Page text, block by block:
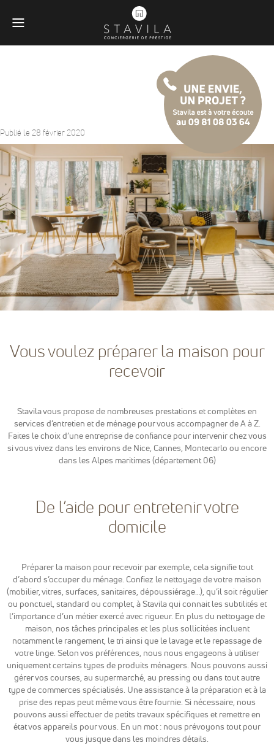
Simplifiez-vous le quotidien !
Publié le 28 février 2020
Vous voulez préparer la maison pour
recevoir
Stavila vous propose de nombreuses prestations et complètes en
services d’entretien et de ménage pour vous accompagner de A à Z.
Faites le choix d’une entreprise de confiance pour intervenir chez vous
si vous vivez dans les environs de Nice, Cannes, Montecarlo ou encore
dans les Alpes maritimes (département 06)
De l’aide pour entretenir votre
domicile
Préparer la maison pour recevoir par exemple, cela signifie tout
d’abord s’occuper du ménage. Confiez le nettoyage de votre maison
(mobilier, vitres, surfaces, sanitaires, dépoussiérage…), qu’il soit régulier
ou ponctuel, standard ou complet, à Stavila qui connait les subtilités et
l’importance d’un métier exercé avec rigueur. En plus du nettoyage de
maison, nos tâches principales et les plus sollicitées incluent
notamment le rangement, le tri ainsi que le lavage et le repassage de
votre linge. Selon vos préférences, nous nous engageons à utiliser
uniquement certains types de produits ménagers. Nous pouvons aussi
gérer vos courses, au supermarché, au pressing ou dans tout autre
type de commerces spécialisés. Une assistance à la préparation et à la
prise des repas peut même vous être fournie. Si nécessaire, nous
pouvons aussi effectuer de petits travaux spécifiques et remettre en
état vos appareils pour vous. En un mot : nous prévoyons tout pour
vous jusque dans les moindres détails.
Obligatoires
Ces scripts
sont
nécessaires
pour pouvoir
permettre
notamment
d'avoir accès à
localisation
qu'aux
fonctionnalités
de mise en
relation pour
Nous
Analytics
pour
mesurer
l'audience de
notre site
internet. Ces
cookies
recueillent
des données
anonymes
afin
d'analyser
comment les
visiteurs
utilisent
notre site et
interagissent